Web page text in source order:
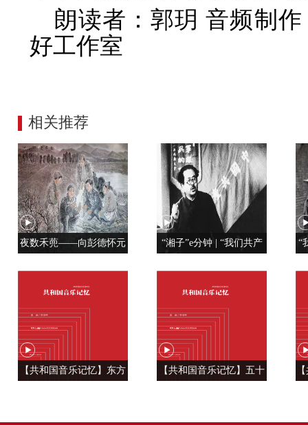
朗读者：郭玥 音频制
好工作室
相关推荐
夜数禾蔸——向彭德怀元
“湘子”e分钟 | “我们共产
“
【共和国音乐记忆】东方
【共和国音乐记忆】五十